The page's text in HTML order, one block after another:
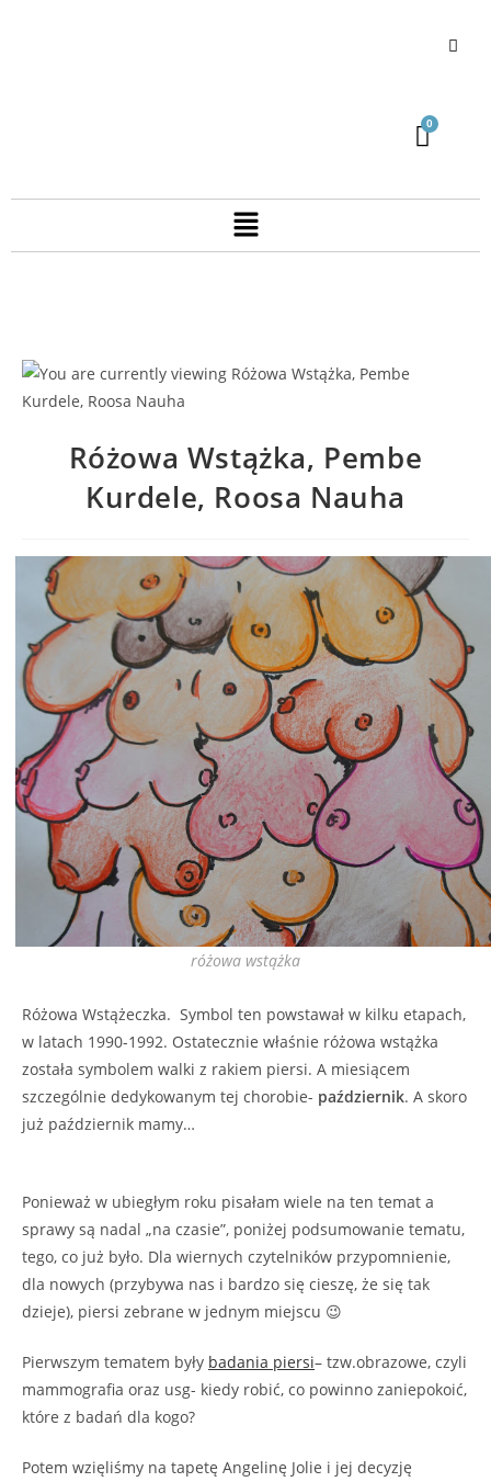
Różowa Wstążka, Pembe
Kurdele, Roosa Nauha
różowa wstążka
Różowa Wstążeczka. Symbol ten powstawał w kilku etapach,
w latach 1990-1992. Ostatecznie właśnie różowa wstążka
została symbolem walki z rakiem piersi. A miesiącem
szczególnie dedykowanym tej chorobie- październik. A skoro
już październik mamy…
Ponieważ w ubiegłym roku pisałam wiele na ten temat a
sprawy są nadal „na czasie”, poniżej podsumowanie tematu,
tego, co już było. Dla wiernych czytelników przypomnienie,
dla nowych (przybywa nas i bardzo się cieszę, że się tak
dzieje), piersi zebrane w jednym miejscu 😉
Pierwszym tematem były badania piersi– tzw.obrazowe, czyli
mammografia oraz usg- kiedy robić, co powinno zaniepokoić,
które z badań dla kogo?
Potem wzięliśmy na tapetę Angelinę Jolie i jej decyzję